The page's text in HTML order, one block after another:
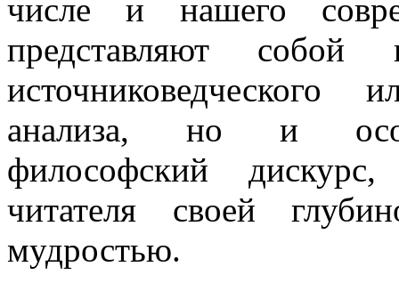
числе и нашего
представляют
источниковедческого
анализа, но и
философский
читателя своей
мудростью.